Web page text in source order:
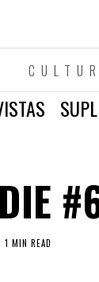
1 MIN READ